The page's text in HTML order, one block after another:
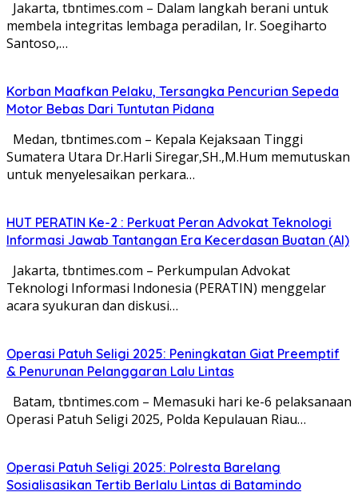
Jakarta, tbntimes.com – Dalam langkah berani untuk
membela integritas lembaga peradilan, Ir. Soegiharto
Santoso,…
Korban Maafkan Pelaku, Tersangka Pencurian Sepeda
Motor Bebas Dari Tuntutan Pidana
Medan, tbntimes.com – Kepala Kejaksaan Tinggi
Sumatera Utara Dr.Harli Siregar,SH.,M.Hum memutuskan
untuk menyelesaikan perkara…
HUT PERATIN Ke-2 : Perkuat Peran Advokat Teknologi
Informasi Jawab Tantangan Era Kecerdasan Buatan (AI)
Jakarta, tbntimes.com – Perkumpulan Advokat
Teknologi Informasi Indonesia (PERATIN) menggelar
acara syukuran dan diskusi…
Operasi Patuh Seligi 2025: Peningkatan Giat Preemptif
& Penurunan Pelanggaran Lalu Lintas
Batam, tbntimes.com – Memasuki hari ke-6 pelaksanaan
Operasi Patuh Seligi 2025, Polda Kepulauan Riau…
Operasi Patuh Seligi 2025: Polresta Barelang
Sosialisasikan Tertib Berlalu Lintas di Batamindo